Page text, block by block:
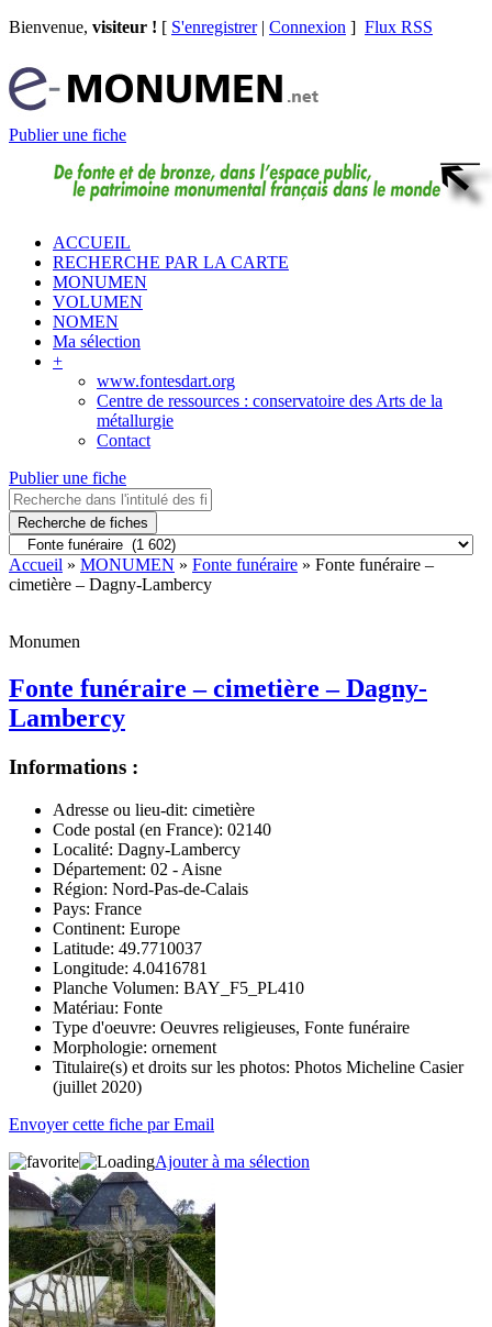
Bienvenue, visiteur ! [ S'enregistrer| Connexion ] Flux RSS
Publier une fiche
ACCUEIL
RECHERCHE PAR LA CARTE
MONUMEN
VOLUMEN
NOMEN
Ma sélection
+
www.fontesdart.org
Centre de ressources : conservatoire des Arts de la
métallurgie
Contact
Publier une fiche
Recherche de fiches
Accueil » MONUMEN » Fonte funéraire » Fonte funéraire –
cimetière – Dagny-Lambercy
Monumen
Fonte funéraire – cimetière – Dagny-
Lambercy
Informations :
Adresse ou lieu-dit: cimetière
Code postal (en France): 02140
Localité: Dagny-Lambercy
Département: 02 - Aisne
Région: Nord-Pas-de-Calais
Pays: France
Continent: Europe
Latitude: 49.7710037
Longitude: 4.0416781
Planche Volumen: BAY_F5_PL410
Matériau: Fonte
Type d'oeuvre: Oeuvres religieuses, Fonte funéraire
Morphologie: ornement
Titulaire(s) et droits sur les photos: Photos Micheline Casier
(juillet 2020)
Envoyer cette fiche par Email
Ajouter à ma sélection